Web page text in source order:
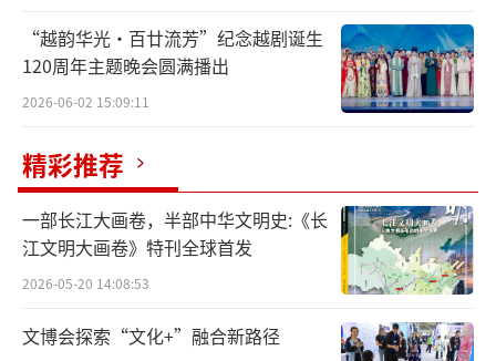
“越韵华光·百廿流芳”纪念越剧诞生
120周年主题晚会圆满播出
2026-06-02 15:09:11
精彩推荐
一部长江大画卷，半部中华文明史:《长
江文明大画卷》特刊全球首发
2026-05-20 14:08:53
文博会探索“文化+”融合新路径